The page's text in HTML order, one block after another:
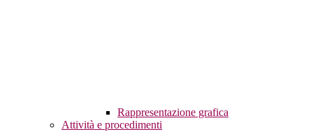
Rappresentazione grafica
Attività e procedimenti